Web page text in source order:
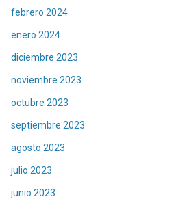
febrero 2024
enero 2024
diciembre 2023
noviembre 2023
octubre 2023
septiembre 2023
agosto 2023
julio 2023
junio 2023